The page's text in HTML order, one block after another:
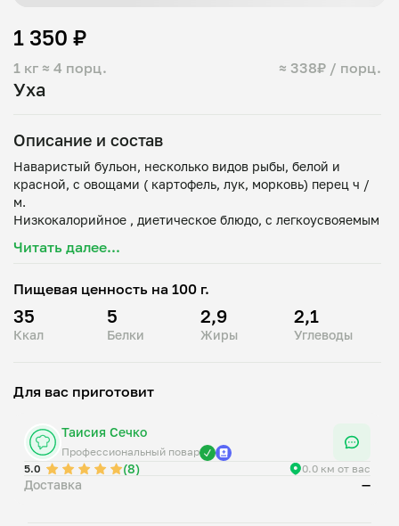
Уха
1 кг ≈ 4 порц. ≈ 338₽ / порц.
1 350 ₽
Описание и состав
Наваристый бульон, несколько видов рыбы, белой и
красной, с овощами ( картофель, лук, морковь) перец ч /
м.
Низкокалорийное , диетическое блюдо, с легкоусвояемым
йода и витамин группы В.
Читать далее...
Пищевая ценность на 100 г.
35
Ккал
5
Белки
2,9
Жиры
2,1
Углеводы
Для вас приготовит
Таисия Сечко
Профессиональный повар
5.0
(8) 0.0 км от вас
Доставка —